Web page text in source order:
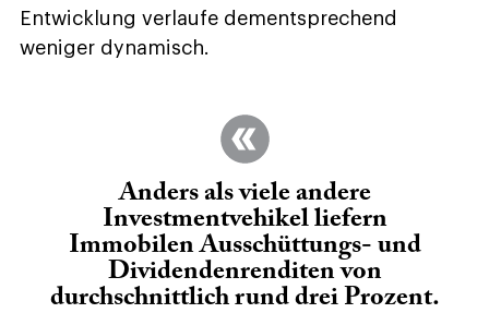
Entwicklung verlaufe dementsprechend
weniger dynamisch.
Anders als viele andere
Investmentvehikel liefern
Immobilen Ausschüttungs- und
Dividendenrenditen von
durchschnittlich rund drei Prozent.